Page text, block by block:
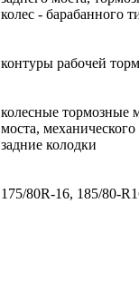
колес - барабанного
контуры рабочей
колесные тормозные
моста,
задние колодки
175/80R-16, 185/80-